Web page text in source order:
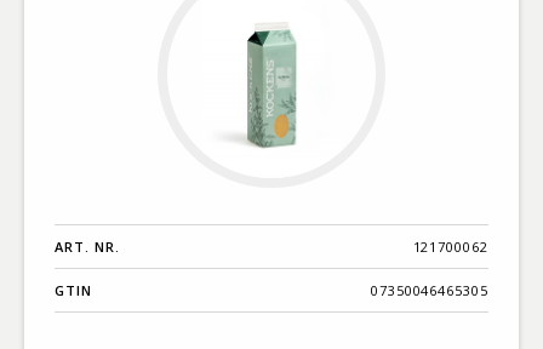
ART. NR. 121700062
GTIN 07350046465305